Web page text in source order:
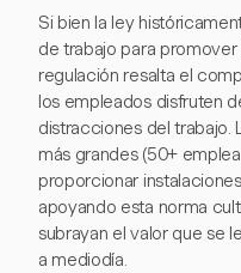
Si bien la ley
de trabajo para promover
regulación resalta el
los empleados disfruten
distracciones del trabajo.
más grandes (50+
proporcionar
apoyando esta norma
subrayan el valor que se
a mediodía.